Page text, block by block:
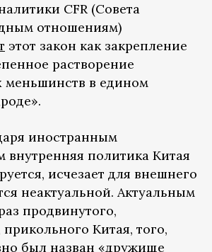
CFR (Совета
отношениям)
этот закон как закрепление
растворение
меньшинств в едином
иностранным
политика Китая
исчезает для внешнего
неактуальной. Актуальным
продвинутого,
Китая, того,
был назван «дружище